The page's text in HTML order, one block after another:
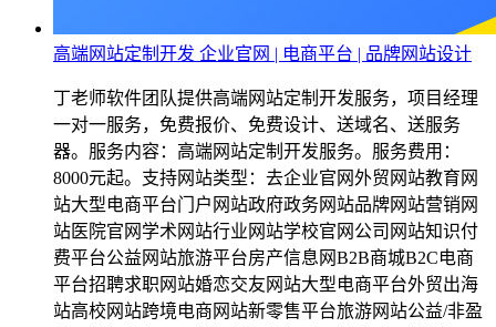
高端网站定制开发 企业官网 | 电商平台 | 品牌网站设计
丁老师软件团队提供高端网站定制开发服务，项目经理
一对一服务，免费报价、免费设计、送域名、送服务
器。服务内容：高端网站定制开发服务。服务费用：
8000元起。支持网站类型：去企业官网外贸网站教育网
站大型电商平台门户网站政府政务网站品牌网站营销网
站医院官网学术网站行业网站学校官网公司网站知识付
费平台公益网站旅游平台房产信息网B2B商城B2C电商
平台招聘求职网站婚恋交友网站大型电商平台外贸出海
站高校网站跨境电商网站新零售平台旅游网站公益/非盈